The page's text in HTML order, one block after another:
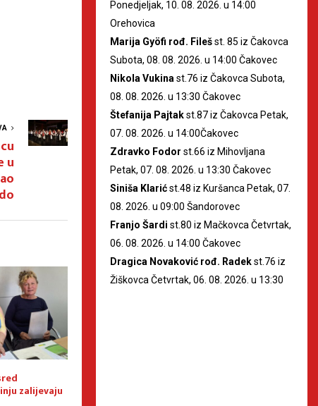
u
zalijevaju
Ponedjeljak, 10. 08. 2026. u 14:00
Orehovica
Marija Gyöfi rođ. Filešst. 85 iz Čakovca
Subota, 08. 08. 2026. u 14:00 Čakovec
Nikola Vukina st.76 iz Čakovca Subota,
08. 08. 2026. u 13:30 Čakovec
Štefanija Pajtakst.87 iz Čakovca Petak,
07. 08. 2026. u 14:00Čakovec
Zdravko Fodor st.66 iz Mihovljana
Petak, 07. 08. 2026. u 13:30 Čakovec
Siniša Klarićst.48 iz Kuršanca Petak, 07.
08. 2026. u 09:00 Šandorovec
Franjo Šardi st.80 iz Mačkovca Četvrtak,
06. 08. 2026. u 14:00 Čakovec
Dragica Novaković rođ. Radekst.76 iz
Žiškovca Četvrtak, 06. 08. 2026. u 13:30